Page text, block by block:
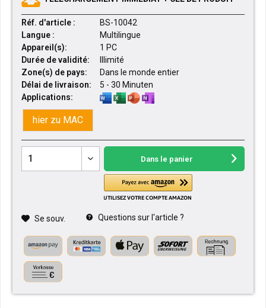
Réf. d'article :
BS-10042
Langue :
Multilingue
Appareil(s):
1 PC
Durée de validité:
Illimité
Zone(s) de pays:
Dans le monde entier
Délai de livraison:
5 - 30 Minuten
Applications:
hier zu MAC
Dans le panier
Se souv. Questions sur l'article ?